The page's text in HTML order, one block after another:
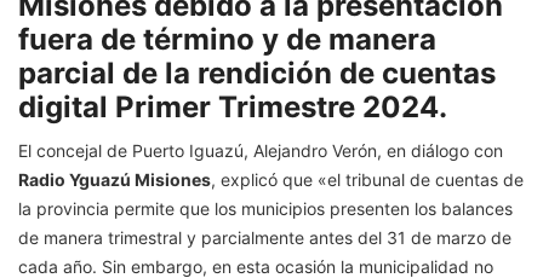
fuera de término y de manera
parcial de la rendición de cuentas
digital Primer Trimestre 2024.
El concejal de Puerto Iguazú, Alejandro Verón, en diálogo con
Radio Yguazú Misiones, explicó que «el tribunal de cuentas de
la provincia permite que los municipios presenten los balances
de manera trimestral y parcialmente antes del 31 de marzo de
cada año. Sin embargo, en esta ocasión la municipalidad no